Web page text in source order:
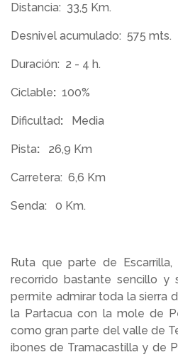
Distancia: 33,5 Km.
Desnivel acumulado: 575 mts.
Duración: 2 - 4 h.
Ciclable: 100%
Dificultad: Media
Pista: 26,9 Km
Carretera: 6,6 Km
Senda: 0 Km.
Ruta que parte de
recorrido bastante sencillo y
permite admirar toda la sierra
la Partacua con la mole de
como gran parte del valle de
ibones de Tramacastilla y de